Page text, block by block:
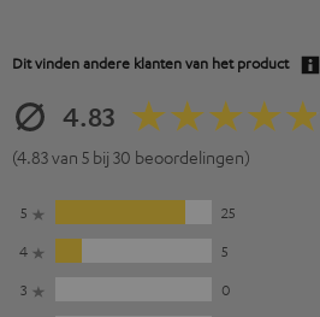
Dit vinden andere klanten van het product
4.83
(4.83 van 5 bij 30 beoordelingen)
5
25
4
5
3
0